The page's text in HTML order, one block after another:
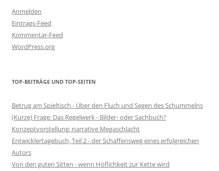
Anmelden
Eintrags-Feed
Kommentar-Feed
WordPress.org
TOP-BEITRÄGE UND TOP-SEITEN
Betrug am Spieltisch - Über den Fluch und Segen des Schummelns
(Kurze) Frage: Das Regelwerk - Bilder- oder Sachbuch?
Konzeptvorstellung: narrative Megaschlacht
Entwicklertagebuch, Teil 2 - der Schaffensweg eines erfolgreichen
Autors
Von den guten Sitten - wenn Höflichkeit zur Kette wird